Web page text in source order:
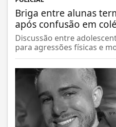
Briga entre alunas
após confusão em
Discussão entre
para agressões físicas e